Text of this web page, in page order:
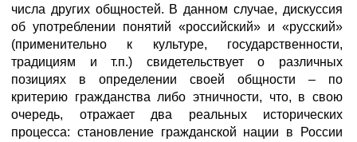
числа других общностей. В данном случае, дискуссия
об употреблении понятий «российский» и «русский»
(применительно к культуре, государственности,
традициям и т.п.) свидетельствует о различных
позициях в определении своей общности – по
критерию гражданства либо этничности, что, в свою
очередь, отражает два реальных исторических
процесса: становление гражданской нации в России